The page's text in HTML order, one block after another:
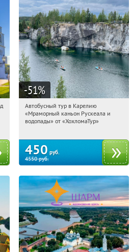
2
-51%
08:40:31 Купили:
Сенная площадь
Автобусный тур в Карелию
«Мраморный каньон Рускеала и
водопады» от «ХохломаТур»
450 руб.
4550руб.